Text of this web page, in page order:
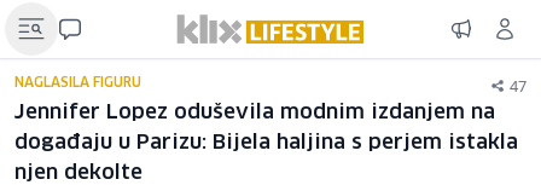
NAGLASILA FIGURU 47
Jennifer Lopez oduševila modnim izdanjem na
događaju u Parizu: Bijela haljina s perjem istakla
njen dekolte